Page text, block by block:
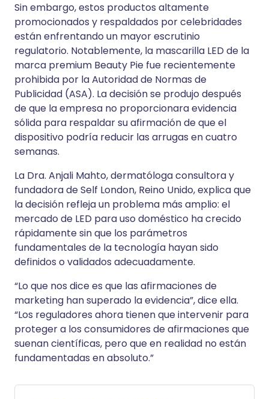
Sin embargo, estos productos altamente
promocionados y respaldados por celebridades
están enfrentando un mayor escrutinio
regulatorio. Notablemente, la mascarilla LED de la
marca premium Beauty Pie fue recientemente
prohibida por la Autoridad de Normas de
Publicidad (ASA). La decisión se produjo después
de que la empresa no proporcionara evidencia
sólida para respaldar su afirmación de que el
dispositivo podría reducir las arrugas en cuatro
semanas.
La Dra. Anjali Mahto, dermatóloga consultora y
fundadora de Self London, Reino Unido, explica que
la decisión refleja un problema más amplio: el
mercado de LED para uso doméstico ha crecido
rápidamente sin que los parámetros
fundamentales de la tecnología hayan sido
definidos o validados adecuadamente.
“Lo que nos dice es que las afirmaciones de
marketing han superado la evidencia”, dice ella.
“Los reguladores ahora tienen que intervenir para
proteger a los consumidores de afirmaciones que
suenan científicas, pero que en realidad no están
fundamentadas en absoluto.”